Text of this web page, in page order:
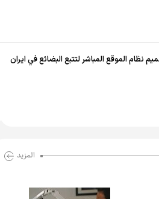
نظام الموقع المباشر لتتبع البضائع في ايران
المزید